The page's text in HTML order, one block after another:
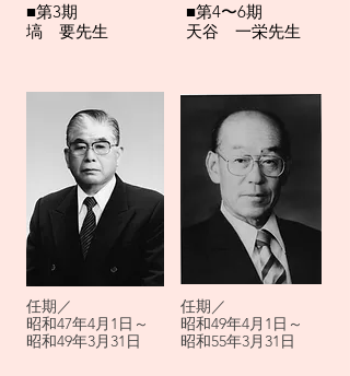
■第3期
​塙 要先生
​任期／
昭和47年4月1日～
昭和49年3月31日
​■第4〜6期
​天谷 一栄先生
任期／
昭和49年4月1日～
昭和55年3月31日